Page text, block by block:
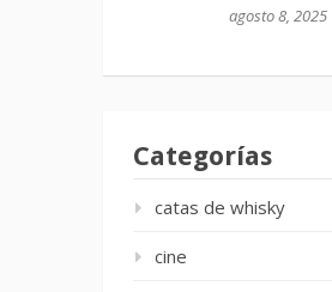
agosto 8, 2025
Categorías
catas de whisky
cine